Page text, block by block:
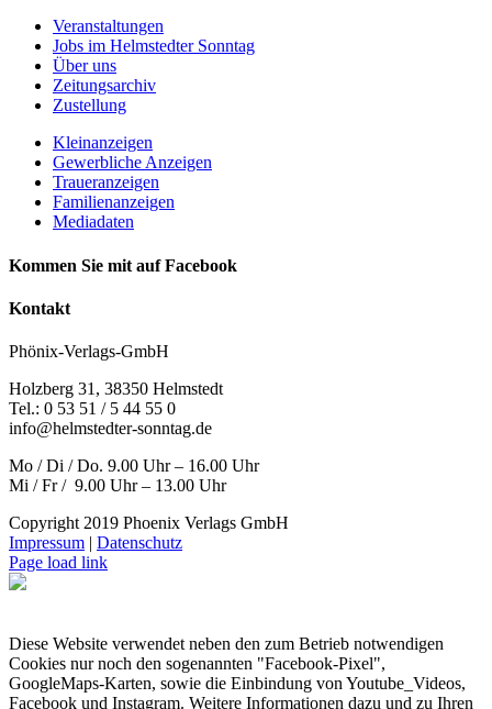
Veranstaltungen
Jobs im Helmstedter Sonntag
Über uns
Zeitungsarchiv
Zustellung
Kleinanzeigen
Gewerbliche Anzeigen
Traueranzeigen
Familienanzeigen
Mediadaten
Kommen Sie mit auf Facebook
Kontakt
Phönix-Verlags-GmbH
Holzberg 31, 38350 Helmstedt
Tel.: 0 53 51 / 5 44 55 0
info@helmstedter-sonntag.de
Mo / Di / Do. 9.00 Uhr – 16.00 Uhr
Mi / Fr / 9.00 Uhr – 13.00 Uhr
Copyright 2019 Phoenix Verlags GmbH
Impressum | Datenschutz
Page load link
Diese Website verwendet neben den zum Betrieb notwendigen
Cookies nur noch den sogenannten "Facebook-Pixel",
GoogleMaps-Karten, sowie die Einbindung von Youtube_Videos,
Facebook und Instagram. Weitere Informationen dazu und zu Ihren